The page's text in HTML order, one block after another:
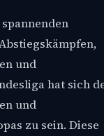
und
hat sich
und
zu sein. Diese